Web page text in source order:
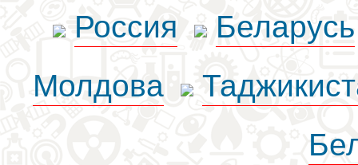
Россия
Беларусь
Молдова